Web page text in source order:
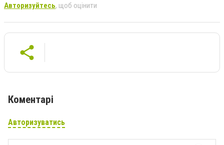
Авторизуйтесь, щоб оцінити
Коментарі
Авторизуватись